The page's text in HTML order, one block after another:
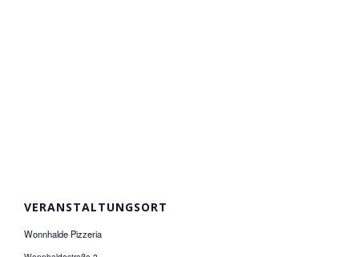
VERANSTALTUNGSORT
Wonnhalde Pizzeria